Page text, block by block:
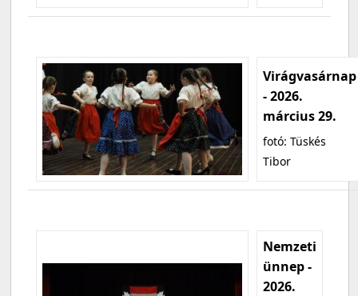
Virágvasárnap
- 2026.
március 29.
fotó: Tüskés
Tibor
Nemzeti
ünnep -
2026.